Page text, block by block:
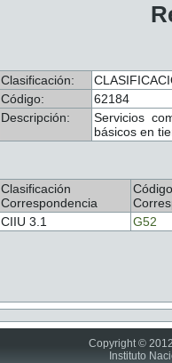
Clasificación:
Código:
62184
Descripción:
Servicios
básicos en
Clasificación
Correspondencia
Código
CIIU 3.1
G52
Copyright ©
Instituto